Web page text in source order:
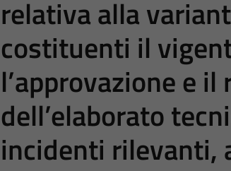
relativa alla
costituenti il
l’approvazione e
dell’elaborato
incidenti rilevanti,